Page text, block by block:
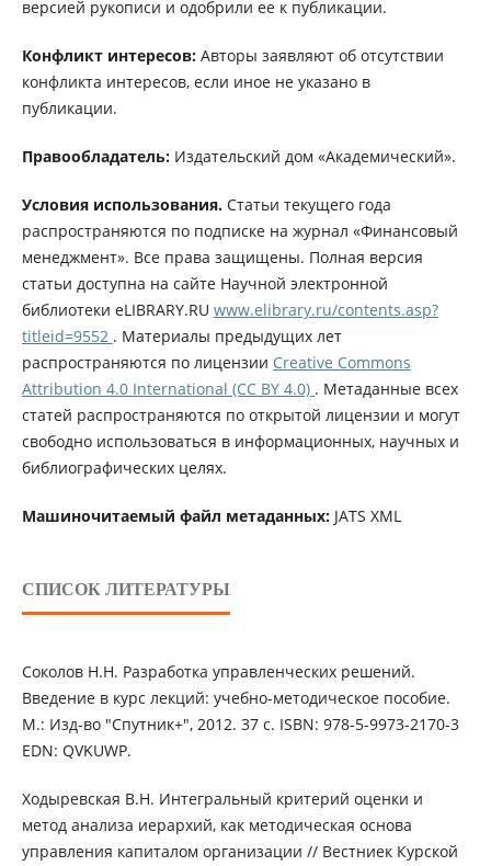
версией рукописи и одобрили ее к публикации.
Конфликт интересов:Авторы заявляют об отсутствии
конфликта интересов, если иное не указано в
публикации.
Правообладатель:Издательский дом «Академический».
Условия использования.Статьи текущего года
распространяются по подписке на журнал «Финансовый
менеджмент». Все права защищены. Полная версия
статьи доступна на сайте Научной электронной
библиотеки eLIBRARY.RU www.elibrary.ru/contents.asp?
titleid=9552 . Материалы предыдущих лет
распространяются по лицензии Creative Commons
Attribution 4.0 International (CC BY 4.0) . Метаданные всех
статей распространяются по открытой лицензии и могут
свободно использоваться в информационных, научных и
библиографических целях.
Машиночитаемый файл метаданных:JATS XML
СПИСОК ЛИТЕРАТУРЫ
Соколов Н.Н. Разработка управленческих решений.
Введение в курс лекций: учебно-методическое пособие.
М.: Изд-во "Спутник+", 2012. 37 с. ISBN: 978-5-9973-2170-3
EDN: QVKUWP.
Ходыревская В.Н. Интегральный критерий оценки и
метод анализа иерархий, как методическая основа
управления капиталом организации // Вестниек Курской